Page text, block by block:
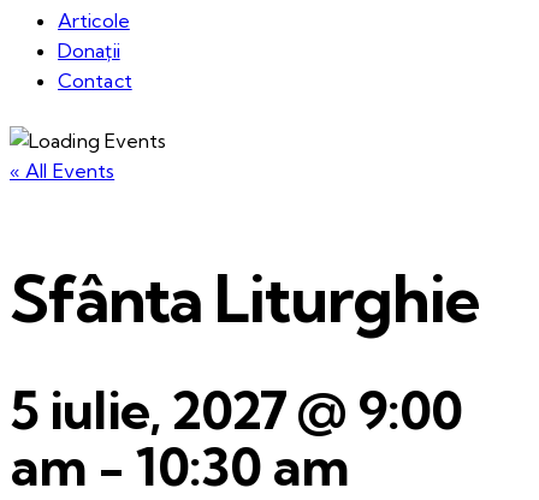
Articole
Donații
Contact
« All Events
Sfânta Liturghie
5 iulie, 2027 @ 9:00
am - 10:30 am